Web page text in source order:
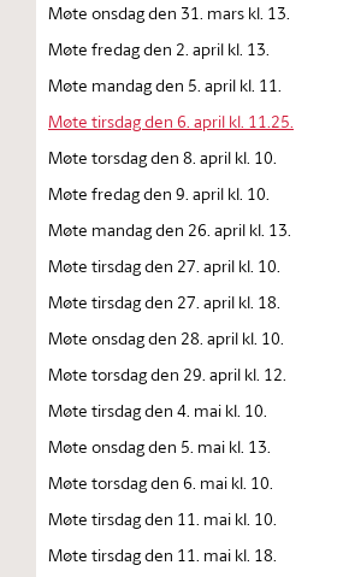
Møte onsdag den 31. mars kl. 13.
Møte fredag den 2. april kl. 13.
Møte mandag den 5. april kl. 11.
Møte tirsdag den 6. april kl. 11.25.
Møte torsdag den 8. april kl. 10.
Møte fredag den 9. april kl. 10.
Møte mandag den 26. april kl. 13.
Møte tirsdag den 27. april kl. 10.
Møte tirsdag den 27. april kl. 18.
Møte onsdag den 28. april kl. 10.
Møte torsdag den 29. april kl. 12.
Møte tirsdag den 4. mai kl. 10.
Møte onsdag den 5. mai kl. 13.
Møte torsdag den 6. mai kl. 10.
Møte tirsdag den 11. mai kl. 10.
Møte tirsdag den 11. mai kl. 18.